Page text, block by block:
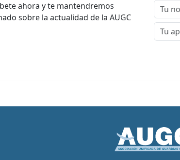
ahora y te mantendremos
sobre la actualidad de la AUGC